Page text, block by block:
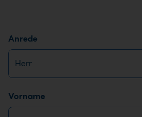
Anrede
N
a
Name*
Vorname